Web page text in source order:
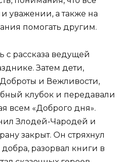
уважении, а также на
помогать другим.
с рассказа ведущей
Затем дети,
и Вежливости,
клубок и передавали
всем «Доброго дня».
Злодей-Чародей и
закрыт. Он стряхнул
разорвал книги в